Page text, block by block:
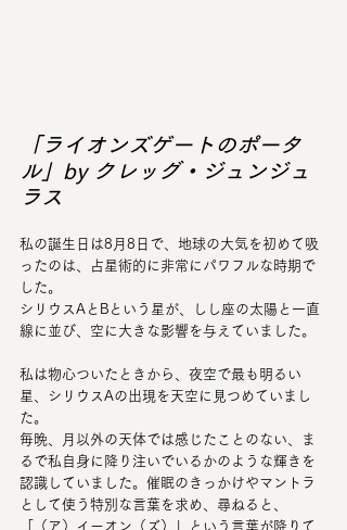
「ライオンズゲートのポータ
ル」by クレッグ・ジュンジュ
ラス
私の誕生日は8月8日で、地球の大気を初めて吸
ったのは、占星術的に非常にパワフルな時期で
した。
シリウスAとBという星が、しし座の太陽と一直
線に並び、空に大きな影響を与えていました。
私は物心ついたときから、夜空で最も明るい
星、シリウスAの出現を天空に見つめていまし
た。
毎晩、月以外の天体では感じたことのない、ま
るで私自身に降り注いでいるかのような輝きを
認識していました。催眠のきっかけやマントラ
として使う特別な言葉を求め、尋ねると、
「（ア）イーオン（ズ）」という言葉が降りて